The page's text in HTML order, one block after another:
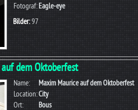
Fotograf:Eagle-eye
Bilder:97
dem Oktoberfest
Name:
Maxim Maurice auf dem Oktoberfest
Location:City
Ort:
Bous